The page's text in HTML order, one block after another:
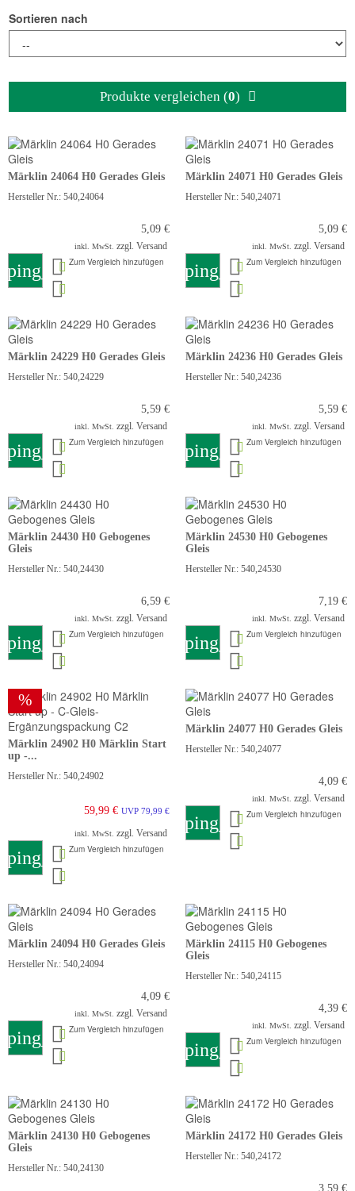
Sortieren nach
Produkte vergleichen (0)
Märklin 24064 H0 Gerades Gleis
Hersteller Nr.: 540,24064
5,09 €
inkl. MwSt. zzgl. Versand
Zum Vergleich hinzufügen
Märklin 24071 H0 Gerades Gleis
Hersteller Nr.: 540,24071
5,09 €
inkl. MwSt. zzgl. Versand
shopping_cartZum Vergleich hinzufügen
Märklin 24229 H0 Gerades Gleis
Hersteller Nr.: 540,24229
5,59 €
inkl. MwSt. zzgl. Versand
Zum Vergleich hinzufügen
Märklin 24236 H0 Gerades Gleis
Hersteller Nr.: 540,24236
5,59 €
inkl. MwSt. zzgl. Versand
shopping_cartZum Vergleich hinzufügen
Märklin 24430 H0 Gebogenes
Gleis
Hersteller Nr.: 540,24430
6,59 €
inkl. MwSt. zzgl. Versand
Zum Vergleich hinzufügen
Märklin 24530 H0 Gebogenes
Gleis
Hersteller Nr.: 540,24530
7,19 €
inkl. MwSt. zzgl. Versand
shopping_cartZum Vergleich hinzufügen
%
Märklin 24902 H0 Märklin Start
up -...
Hersteller Nr.: 540,24902
59,99 € UVP 79,99 €
inkl. MwSt. zzgl. Versand
Zum Vergleich hinzufügen
Märklin 24077 H0 Gerades Gleis
Hersteller Nr.: 540,24077
4,09 €
inkl. MwSt. zzgl. Versand
shopping_cartZum Vergleich hinzufügen
Märklin 24094 H0 Gerades Gleis
Hersteller Nr.: 540,24094
4,09 €
inkl. MwSt. zzgl. Versand
Zum Vergleich hinzufügen
Märklin 24115 H0 Gebogenes
Gleis
Hersteller Nr.: 540,24115
4,39 €
inkl. MwSt. zzgl. Versand
shopping_cartZum Vergleich hinzufügen
Märklin 24130 H0 Gebogenes
Gleis
Hersteller Nr.: 540,24130
Märklin 24172 H0 Gerades Gleis
Hersteller Nr.: 540,24172
3,59 €